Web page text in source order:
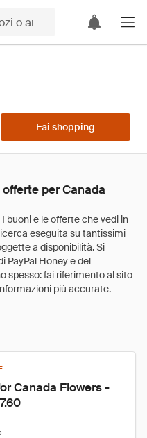
Fai shopping
per Canada
Canada Flowers -